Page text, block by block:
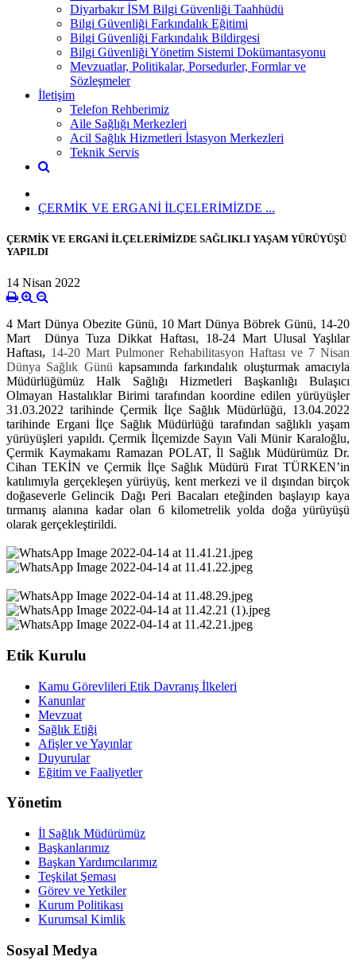
Diyarbakır İSM Bilgi Güvenliği Taahhüdü
Bilgi Güvenliği Farkındalık Eğitimi
Bilgi Güvenliği Farkındalık Bildirgesi
Bilgi Güvenliği Yönetim Sistemi Dokümantasyonu
Mevzuatlar, Politikalar, Porsedurler, Formlar ve
Sözleşmeler
İletişim
Telefon Rehberimiz
Aile Sağlığı Merkezleri
Acil Sağlık Hizmetleri İstasyon Merkezleri
Teknik Servis
ÇERMİK VE ERGANİ İLÇELERİMİZDE ...
ÇERMİK VE ERGANİ İLÇELERİMİZDE SAĞLIKLI YAŞAM YÜRÜYÜŞÜ
YAPILDI
14 Nisan 2022
4 Mart Dünya Obezite Günü, 10 Mart Dünya Böbrek Günü, 14-20
Mart Dünya Tuza Dikkat Haftası, 18-24 Mart Ulusal Yaşlılar
Haftası, 14-20 Mart Pulmoner Rehabilitasyon Haftası ve 7 Nisan
Dünya Sağlık Günü kapsamında farkındalık oluşturmak amacıyla
Müdürlüğümüz Halk Sağlığı Hizmetleri Başkanlığı Bulaşıcı
Olmayan Hastalıklar Birimi tarafından koordine edilen yürüyüşler
31.03.2022 tarihinde Çermik İlçe Sağlık Müdürlüğü, 13.04.2022
tarihinde Ergani İlçe Sağlık Müdürlüğü tarafından sağlıklı yaşam
yürüyüşleri yapıldı. Çermik İlçemizde Sayın Vali Münir Karaloğlu,
Çermik Kaymakamı Ramazan POLAT, İl Sağlık Müdürümüz Dr.
Cihan TEKİN ve Çermik İlçe Sağlık Müdürü Fırat TÜRKEN’in
katılımıyla gerçekleşen yürüyüş, kent merkezi ve il dışından birçok
doğaseverle Gelincik Dağı Peri Bacaları eteğinden başlayıp kaya
tırmanış alanına kadar olan 6 kilometrelik yolda doğa yürüyüşü
olarak gerçekleştirildi.
Etik Kurulu
Kamu Görevlileri Etik Davranış İlkeleri
Kanunlar
Mevzuat
Sağlık Etiği
Afişler ve Yayınlar
Duyurular
Eğitim ve Faaliyetler
Yönetim
İl Sağlık Müdürümüz
Başkanlarımız
Başkan Yardımcılarımız
Teşkilat Şeması
Görev ve Yetkiler
Kurum Politikası
Kurumsal Kimlik
Sosyal Medya